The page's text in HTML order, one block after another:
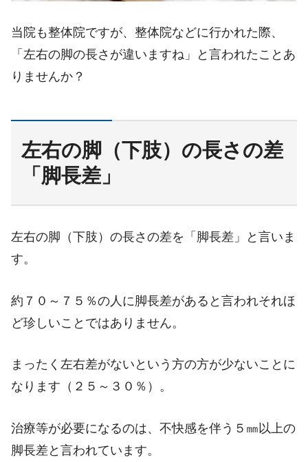
当院も整体院ですが、整体院などに行かれた際、
「左右の脚の長さが違いますね」と言われたことあ
りませんか？
左右の脚（下肢）の長さの差
「脚長差」
左右の脚（下肢）の長さの差を「脚長差」と言いま
す。
約７０～７５％の人に脚長差があると言われそれほ
ど珍しいことではありません。
まったく左右差がないという方の方が少ないことに
なります（２５～３０％）。
治療等が必要になるのは、不快感を伴う５㎜以上の
脚長差と言われています。